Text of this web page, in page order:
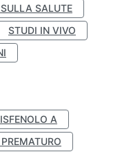
SALUTE
STUDI IN VIVO
A